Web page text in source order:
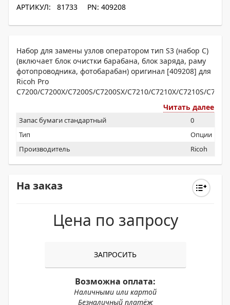
АРТИКУЛ: 81733 PN: 409208
Набор для замены узлов оператором тип S3 (набор C)
(включает блок очистки барабана, блок заряда, раму
фотопроводника, фотобарабан) оригинал [409208] для
Ricoh Pro
C7200/C7200X/C7200S/C7200SX/C7210/C7210X/C7210S/
Читать далее
Запас бумаги стандартный
0
Тип
Опции
Производитель
Ricoh
На заказ
Цена по запросу
ЗАПРОСИТЬ
Возможна оплата:
Наличными или картой
Безналичный платёж